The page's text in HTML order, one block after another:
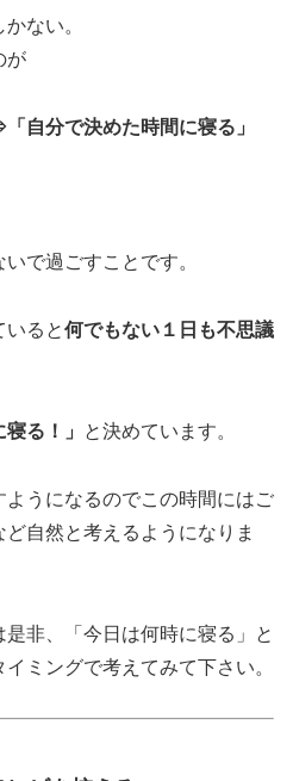
ない。
が
自分で決めた時間に寝る」
で過ごすことです。
いると何でもない１日も不思議
る！」 と決めています。
うになるのでこの時間にはご
自然と考えるようになりま
非、「今日は何時に寝る」と
ミングで考えてみて下さい。